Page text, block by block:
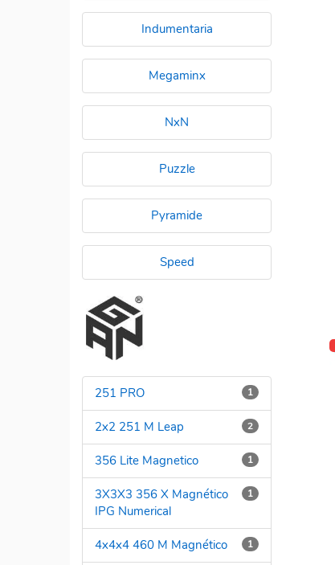
Indumentaria
Megaminx
NxN
Puzzle
Pyramide
Speed
1
251 PRO
2
2x2 251 M Leap
1
356 Lite Magnetico
1
3X3X3 356 X Magnético
IPG Numerical
1
4x4x4 460 M Magnético